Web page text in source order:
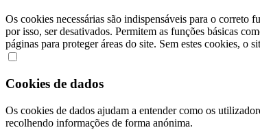
Os cookies necessárias são indispensáveis para o correto
por isso, ser desativados. Permitem as funções básicas
páginas para proteger áreas do site. Sem estes cookies, o
Cookies de dados
Os cookies de dados ajudam a entender como os
recolhendo informações de forma anónima.